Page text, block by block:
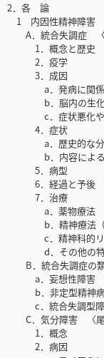
2．各 論
1 内因性精神障害
A．統合失調症 〈
1．概念と歴史
2．疫学
3．成因
a．発病に関係
b．脳内の生化学
c．症状悪化や再
4．症状
a．歴史的な分
b．内容による
5．病型
6．経過と予後
7．治療
a．薬物療法
b．精神療法（心
c．精神科的リハ
d．その他の特
B．統合失調症の
a．妄想性障害
b．非定型精神
c．統合失調型
C．気分障害 〈尾
1．概念
2．病因